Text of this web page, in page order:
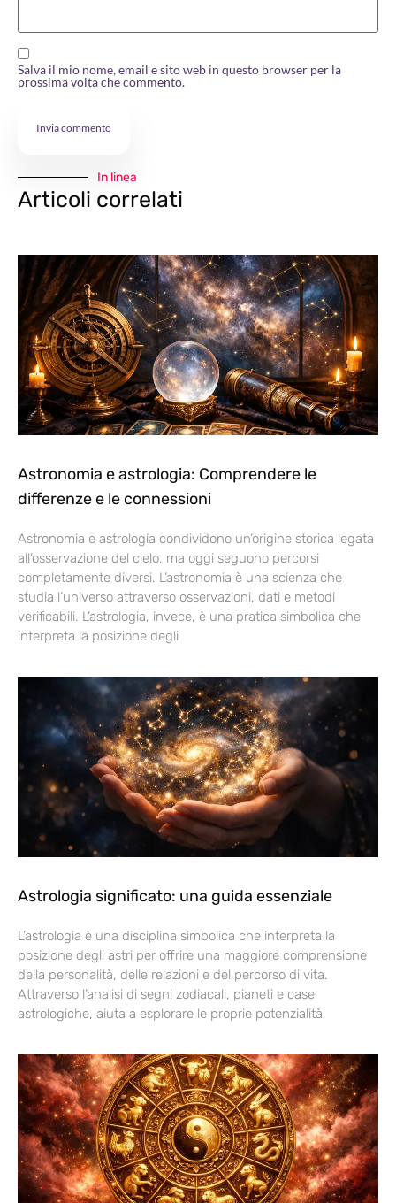
Salva il mio nome, email e sito web in questo browser per la
prossima volta che commento.
In linea
Articoli correlati
Astronomia e astrologia: Comprendere le
differenze e le connessioni
Astronomia e astrologia condividono un’origine storica legata
all’osservazione del cielo, ma oggi seguono percorsi
completamente diversi. L’astronomia è una scienza che
studia l’universo attraverso osservazioni, dati e metodi
verificabili. L’astrologia, invece, è una pratica simbolica che
interpreta la posizione degli
Astrologia significato: una guida essenziale
L’astrologia è una disciplina simbolica che interpreta la
posizione degli astri per offrire una maggiore comprensione
della personalità, delle relazioni e del percorso di vita.
Attraverso l’analisi di segni zodiacali, pianeti e case
astrologiche, aiuta a esplorare le proprie potenzialità